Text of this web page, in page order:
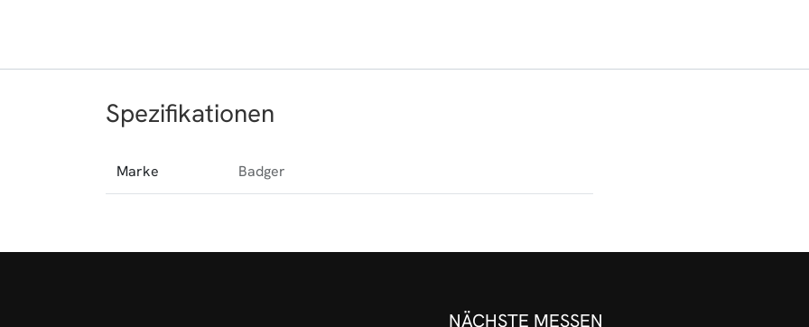
Spezifikationen
Marke Badger
NÄCHSTE MESSEN